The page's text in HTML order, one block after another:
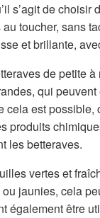
s’agit de
au toucher, sans
et brillante,
de petite
qui
cela est possible,
produits
les betteraves.
vertes et
jaunies, cela
également être